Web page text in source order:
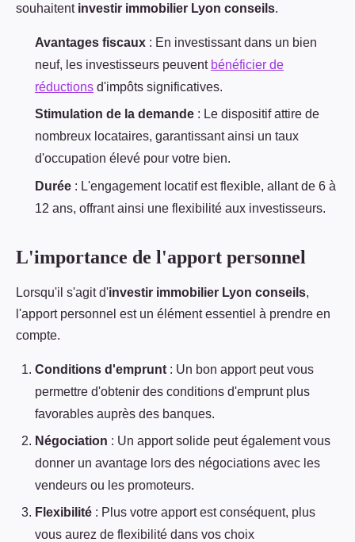
souhaitent investir immobilier Lyon conseils.
Avantages fiscaux : En investissant dans un bien
neuf, les investisseurs peuvent bénéficier de
réductions d'impôts significatives.
Stimulation de la demande : Le dispositif attire de
nombreux locataires, garantissant ainsi un taux
d'occupation élevé pour votre bien.
Durée : L'engagement locatif est flexible, allant de 6 à
12 ans, offrant ainsi une flexibilité aux investisseurs.
L'importance de l'apport personnel
Lorsqu'il s'agit d'investir immobilier Lyon conseils,
l'apport personnel est un élément essentiel à prendre en
compte.
Conditions d'emprunt : Un bon apport peut vous
permettre d'obtenir des conditions d'emprunt plus
favorables auprès des banques.
Négociation : Un apport solide peut également vous
donner un avantage lors des négociations avec les
vendeurs ou les promoteurs.
Flexibilité : Plus votre apport est conséquent, plus
vous aurez de flexibilité dans vos choix